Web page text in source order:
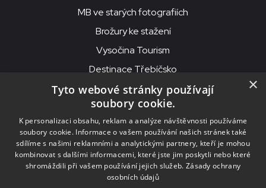
MB ve starých fotografiích
Brožury ke stažení
Vysočina Tourism
Destinace Třebíčsko
© 2026MKS Beseda Mor. Budějovice
MKS Beseda, příspěvková organizace, Purcnerova 62, 676 02
Moravské Budějovice
IČO: 00091758, DIČ: CZ00091758, ID datové schránky: chjn2kd
×
Tyto webové stránky používají
soubory cookie.
K personalizaci obsahu, reklam a analýze návštěvnosti používáme
soubory cookie. Informace o vašem používání našich stránek také
sdílíme s našimi reklamními a analytickými partnery, kteří je mohou
kombinovat s dalšími informacemi, které jste jim poskytli nebo které
shromáždili při vašem používání jejich služeb. Zásady ochrany
osobních údajů